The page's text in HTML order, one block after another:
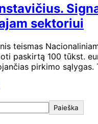
sektoriui
teismas
paskirtą 100 tūkst.
pirkimo sąlygas.
Paieška